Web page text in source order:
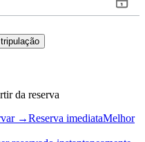
da reserva
→Reserva imediataMelhor